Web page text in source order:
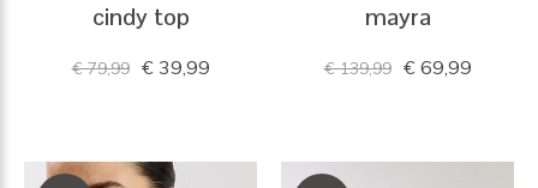
cindy top
€ 79,99 € 39,99
mayra
€ 139,99 € 69,99